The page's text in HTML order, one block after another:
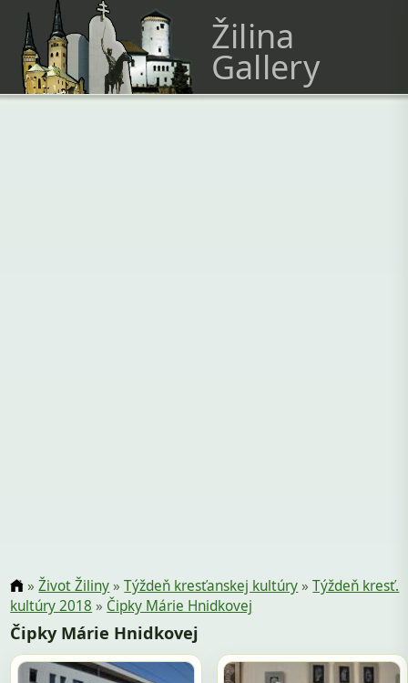
Žilina
Gallery
»Život Žiliny»Týždeň kresťanskej kultúry»Týždeň kresť.
kultúry 2018 » Čipky Márie Hnidkovej
Čipky Márie Hnidkovej